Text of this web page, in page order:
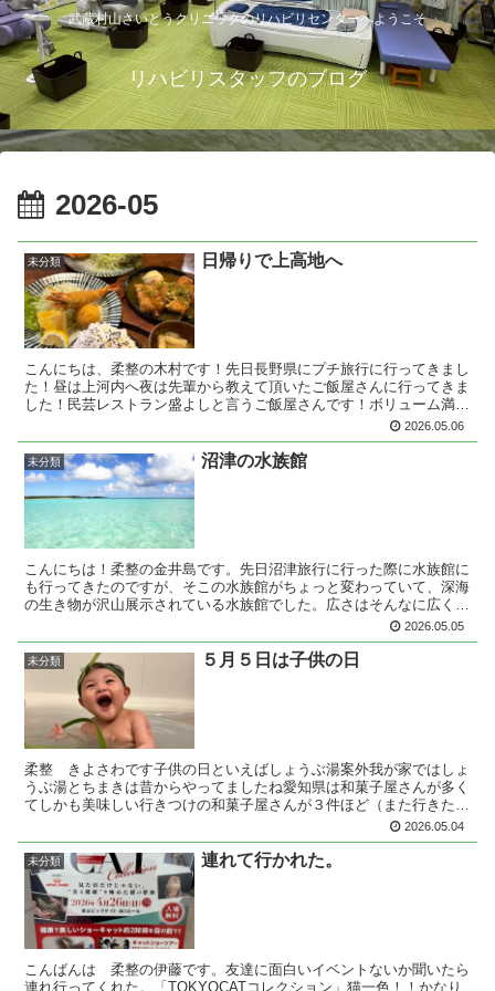
武蔵村山さいとうクリニックのリハビリセンターへようこそ
リハビリスタッフのブログ
2026-05
未分類 日帰りで上高地へ
こんにちは、柔整の木村です！先日長野県にプチ旅行に行ってきまし
た！昼は上河内へ夜は先輩から教えて頂いたご飯屋さんに行ってきま
した！民芸レストラン盛よしと言うご飯屋さんです！ボリューム満点
2026.05.06
未分類 沼津の水族館
こんにちは！柔整の金井島です。先日沼津旅行に行った際に水族館に
も行ってきたのですが、そこの水族館がちょっと変わっていて、深海
の生き物が沢山展示されている水族館でした。広さはそんなに広くは
ないのですが、普段見ることが出来ない様な深海の生き物を...2026.05.05
未分類 ５月５日は子供の日
柔整 きよさわです子供の日といえばしょうぶ湯案外我が家ではしょ
うぶ湯とちまきは昔からやってましたね愛知県は和菓子屋さんが多く
てしかも美味しい行きつけの和菓子屋さんが３件ほど（また行きたい
なぁ）そして孫の初めての節句もちろんしょうぶ湯やったそ...2026.05.04
未分類 連れて行かれた。
こんばんは 柔整の伊藤です。友達に面白いイベントないか聞いたら
連れ行ってくれた。「TOKYOCATコレクション」猫一色！！かなり